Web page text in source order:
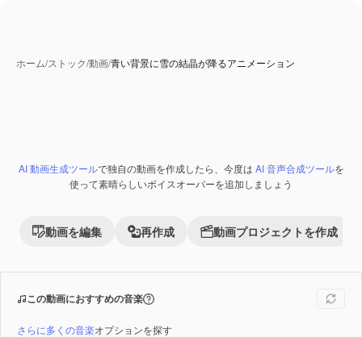
ホーム/ストック/動画/青い背景に雪の結晶が降るアニメーション
PremiumAI 生成コンテンツ
AI 動画生成ツールで独自の動画を作成したら、今度は AI 音声合成ツールを
使って素晴らしいボイスオーバーを追加しましょう
動画を編集 再作成 動画プロジェクトを作成
この動画におすすめの音楽
さらに多くの音楽オプションを探す